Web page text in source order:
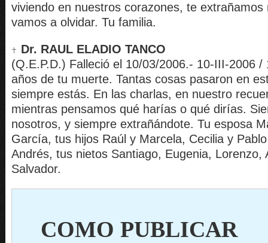
viviendo en nuestros corazones, te extrañamos
vamos a olvidar. Tu familia.
Dr. RAUL ELADIO TANCO
(Q.E.P.D.) Falleció el 10/03/2006.- 10-III-2006 /
años de tu muerte. Tantas cosas pasaron en
siempre estás. En las charlas, en nuestro
mientras pensamos qué harías o qué dirías.
nosotros, y siempre extrañándote. Tu esposa
García, tus hijos Raúl y Marcela, Cecilia y
Andrés, tus nietos Santiago, Eugenia, Lorenzo,
Salvador.
COMO PUBLICAR